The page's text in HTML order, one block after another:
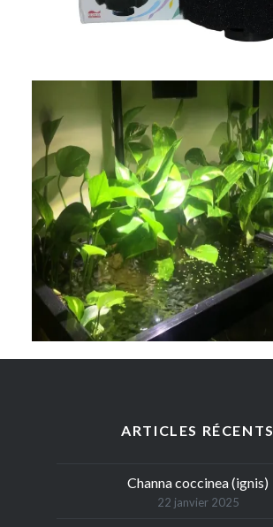
ARTICLES RÉCENTS
Channa coccinea (ignis)
22 janvier 2025